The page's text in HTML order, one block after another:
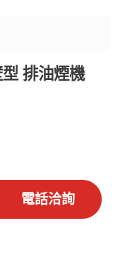
排油煙機
電話洽詢